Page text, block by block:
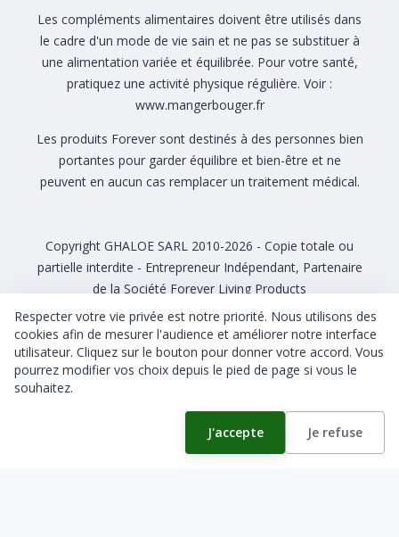
Les compléments alimentaires doivent être utilisés dans
le cadre d'un mode de vie sain et ne pas se substituer à
une alimentation variée et équilibrée. Pour votre santé,
pratiquez une activité physique régulière. Voir :
www.mangerbouger.fr
Les produits Forever sont destinés à des personnes bien
portantes pour garder équilibre et bien-être et ne
peuvent en aucun cas remplacer un traitement médical.
Copyright GHALOE SARL 2010-2026 - Copie totale ou
partielle interdite - Entrepreneur Indépendant, Partenaire
de la Société Forever Living Products
CGU CGV Gérer mes cookies
Respecter votre vie privée est notre priorité. Nous utilisons des
cookies afin de mesurer l'audience et améliorer notre interface
utilisateur. Cliquez sur le bouton pour donner votre accord. Vous
pourrez modifier vos choix depuis le pied de page si vous le
souhaitez.
J'accepte Je refuse